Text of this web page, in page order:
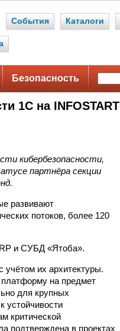
События Каталоги
Безопасность
1С на INFOSTART
кибербезопасности,
партнёра секции
развивают
потоков, более 120
и СУБД «Ятоба».
их архитектуры.
платформу на предмет
для крупных
устойчивости
критической
подтверждена в проектах